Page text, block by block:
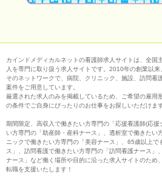
カインドメディカルネットの看護師求人サイトは、全国
人を専門に取り扱う求人サイトです。2010年の創業以
そのネットワークで、病院、クリニック、施設、訪問看
案件をご用意しています。
厳選された求人のみを掲載しているため、ご希望の雇用
の条件でご自身にぴったりのお仕事をお探しいただけます
期間限定、高収入で働きたい方専門の「応援看護師(応
い方専門の「助産師・産科ナース」、透析室で働きたい
ニックで働きたい方専門の「美容ナース」、65歳以上
ス」、訪問看護で働きたい方専門の「訪問看護ナース」
ナース」など働く場所や目的に沿った求人サイトのため
転職を支援いたします！